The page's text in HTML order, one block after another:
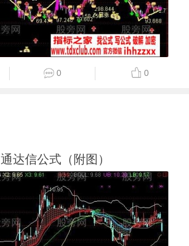
0 0
达信公式（附图）